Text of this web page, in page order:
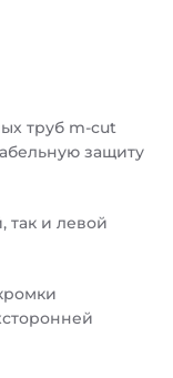
труб m-cut
защиту
так и левой